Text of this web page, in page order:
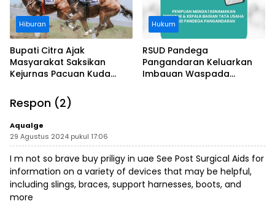
Hiburan
Bupati Citra Ajak
Masyarakat Saksikan
Kejurnas Pacuan Kuda
Legokjawa
Hukum
RSUD Pandega
Pangandaran Keluarkan
Imbauan Waspada
Respon (2)
Aqualge
29 Agustus 2024 pukul 17:06
I m not so brave buy priligy in uae See Post Surgical Aids for
information on a variety of devices that may be helpful,
including slings, braces, support harnesses, boots, and
more